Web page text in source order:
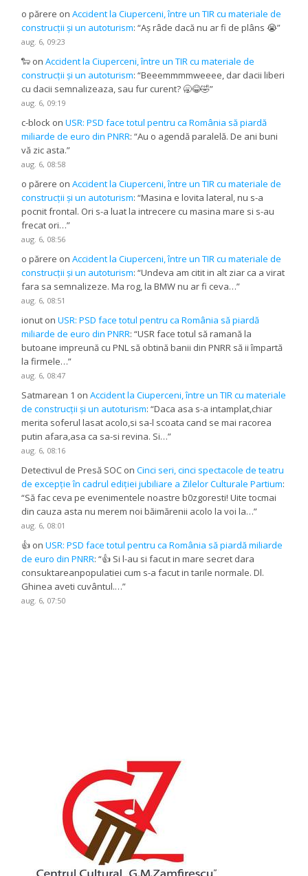
o părere onAccident la Ciuperceni, între un TIR cu materiale de
construcții și un autoturism: “Aș râde dacă nu ar fi de plâns 😭”
aug. 6, 09:23
🐑 onAccident la Ciuperceni, între un TIR cu materiale de
construcții și un autoturism: “Beeemmmmweeee, dar dacii liberi
cu dacii semnalizeaza, sau fur curent? 🥱😂🤣”
aug. 6, 09:19
c-block onUSR: PSD face totul pentru ca România să piardă
miliarde de euro din PNRR: “Au o agendă paralelă. De ani buni
vă zic asta.”
aug. 6, 08:58
o părere onAccident la Ciuperceni, între un TIR cu materiale de
construcții și un autoturism: “Masina e lovita lateral, nu s-a
pocnit frontal. Ori s-a luat la intrecere cu masina mare si s-au
frecat ori…”
aug. 6, 08:56
o părere onAccident la Ciuperceni, între un TIR cu materiale de
construcții și un autoturism: “Undeva am citit in alt ziar ca a virat
fara sa semnalizeze. Ma rog, la BMW nu ar fi ceva…”
aug. 6, 08:51
ionut onUSR: PSD face totul pentru ca România să piardă
miliarde de euro din PNRR: “USR face totul să ramană la
butoane impreună cu PNL să obtină banii din PNRR să ii împartă
la firmele…”
aug. 6, 08:47
Satmarean 1 onAccident la Ciuperceni, între un TIR cu materiale
de construcții și un autoturism: “Daca asa s-a intamplat,chiar
merita soferul lasat acolo,si sa-l scoata cand se mai racorea
putin afara,asa ca sa-si revina. Si…”
aug. 6, 08:16
Detectivul de Presă SOC onCinci seri, cinci spectacole de teatru
de excepție în cadrul ediției jubiliare a Zilelor Culturale Partium:
“Să fac ceva pe evenimentele noastre b0zgoresti! Uite tocmai
din cauza asta nu merem noi băimărenii acolo la voi la…”
aug. 6, 08:01
👍 onUSR: PSD face totul pentru ca România să piardă miliarde
de euro din PNRR: “👍 Si l-au si facut in mare secret dara
consuktareanpopulatiei cum s-a facut in tarile normale. Dl.
Ghinea aveti cuvântul.…”
aug. 6, 07:50